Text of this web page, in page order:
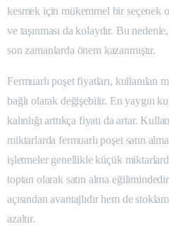
kesmek için mükemmel bir seçenek
ve taşınması da kolaydır. Bu nedenle,
son zamanlarda önem kazanmıştır.
Fermuarlı poşet fiyatları, kullanılan
bağlı olarak değişebilir. En yaygın
kalınlığı arttıkça fiyatı da artar.
miktarlarda fermuarlı poşet satın
işletmeler genellikle küçük
toptan olarak satın alma
açısından avantajlıdır hem de
azaltır.